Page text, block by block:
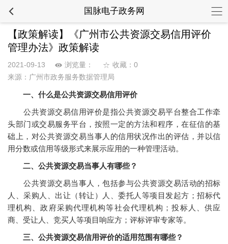
国脉电子政务网
【政策解读】《广州市公共资源交易信用评价
管理办法》政策解读
2021-09-13 浏览量：
收藏：0
来源：广州市政务服务数据管理局
一、什么是公共资源交易信用评价
公共资源交易信用评价是指公共资源交易平台整合工作牵
头部门或交易服务平台，按照一定的方法和程序，在征信的基
础上，对公共资源交易当事人的信用状况作出的评估，并以信
用分数或信用等级形式来展示应用的一种管理活动。
二、公共资源交易当事人有哪些？
公共资源交易当事人，包括参与公共资源交易活动的招标
人、采购人、出让（转让）人、委托人等项目发起方；招标代
理机构、政府采购代理机构等社会代理机构；投标人、供应
商、受让人、竞买人等项目响应方；评标评审专家等。
三、公共资源交易信用评价的适用范围有哪些？